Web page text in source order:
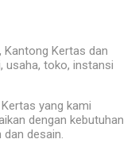
Kantong Kertas dan
usaha, toko, instansi
yang kami
dengan kebutuhan
desain.